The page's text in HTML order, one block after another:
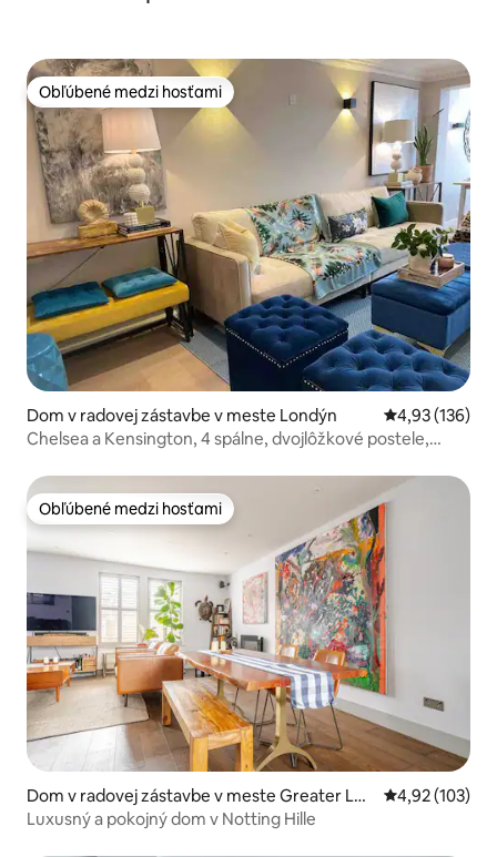
Obľúbené medzi hosťami
Obľúbené medzi hosťami
Dom v radovej zástavbe v meste Londýn Priemerné
4,93 (136)
Chelsea a Kensington, 4 spálne, dvojlôžkové postele,
Obľúbené medzi hosťami
Obľúbené medzi hosťami
Dom v radovej zástavbe v meste Greater Lon
don
Priemerné
4,92 (103)
Luxusný a pokojný dom v Notting Hille